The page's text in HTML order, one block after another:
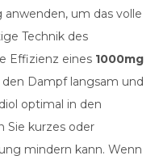
anwenden, um das volle
Technik des
Effizienz eines 1000mg
den Dampf langsam und
optimal in den
Sie kurzes oder
mindern kann. Wenn